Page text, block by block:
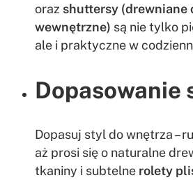
oraz shuttersy (drewniane
wewnętrzne) są nie tylko
ale i praktyczne w
Dopasowanie
Dopasuj styl do wnętrza –
aż prosi się o naturalne
tkaniny i subtelne rolety